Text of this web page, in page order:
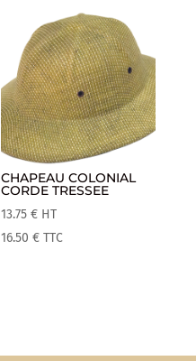
CHAPEAU COLONIAL
CORDE TRESSEE
13.75€ HT
16.50€ TTC